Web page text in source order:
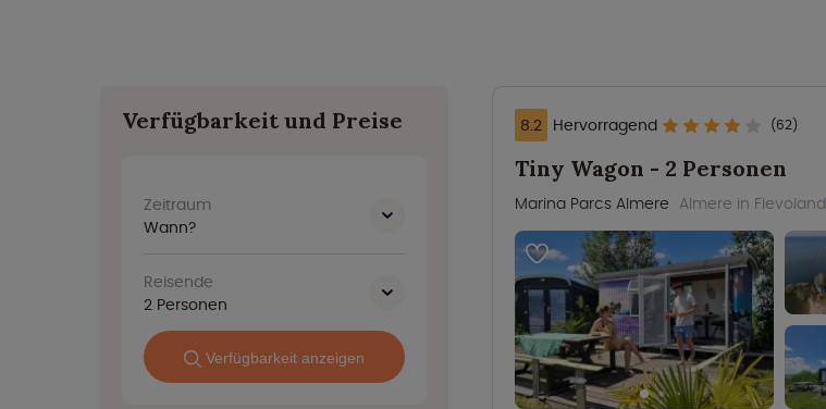
Verfügbarkeit und Preise
Zeitraum
Wann?
Reisende
2 Personen
Verfügbarkeit anzeigen
8.2 Hervorragend (62)
Tiny Wagon - 2 Personen
Marina Parcs Almere Almere in Flevoland